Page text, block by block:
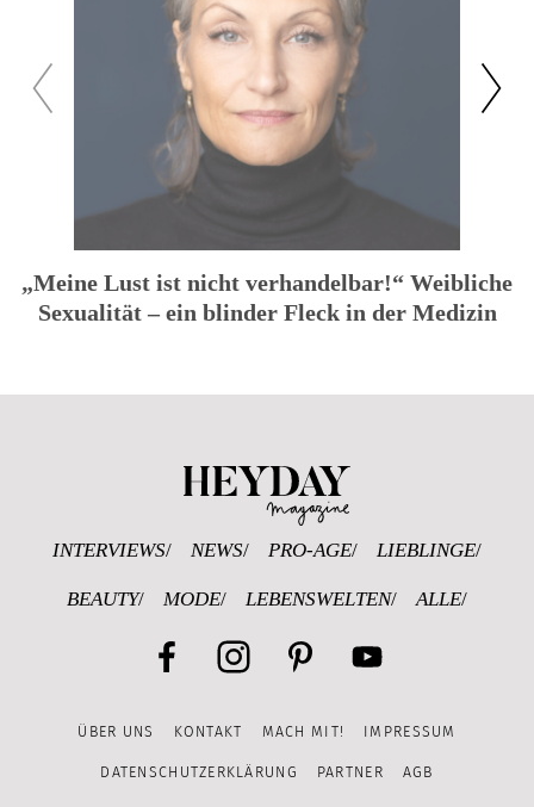
„Meine Lust ist nicht verhandelbar!“ Weibliche
Sexualität – ein blinder Fleck in der Medizin
zuück weiter
INTERVIEWS NEWS PRO-AGE LIEBLINGE
BEAUTY MODE LEBENSWELTEN ALLE
Channel
ÜBER UNS KONTAKT MACH MIT! IMPRESSUM
DATENSCHUTZERKLÄRUNG PARTNER AGB